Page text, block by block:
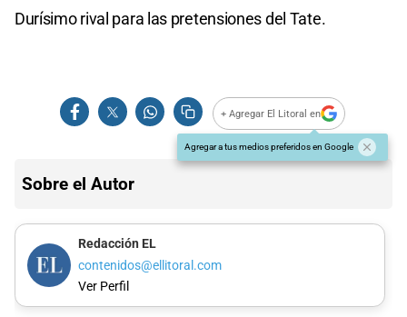
Durísimo rival para las pretensiones del Tate.
+ Agregar El Litoral en
Agregar a tus medios preferidos en Google
Sobre el Autor
Redacción EL
contenidos@ellitoral.com
Ver Perfil